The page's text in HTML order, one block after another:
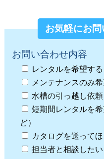
お気軽にお
お問い合わせ内容
レンタルを希望する
メンテナンスのみ
水槽の引っ越し依頼
短期間レンタルを
ど）
カタログを送って
担当者と相談したい